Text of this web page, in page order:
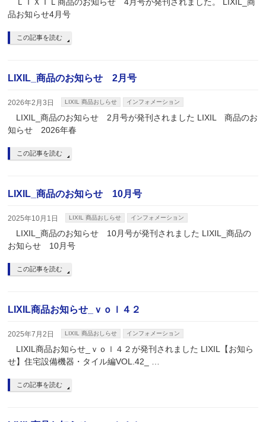
品お知らせ4月号
この記事を読む
LIXIL_商品のお知らせ 2月号
2026年2月3日 LIXIL 商品おしらせ インフォメーション
LIXIL_商品のお知らせ 2月号が発刊されました LIXIL 商品のお
知らせ 2026年春
この記事を読む
LIXIL_商品のお知らせ 10月号
2025年10月1日 LIXIL 商品おしらせ インフォメーション
LIXIL_商品のお知らせ 10月号が発刊されました LIXIL_商品の
お知らせ 10月号
この記事を読む
LIXIL商品お知らせ_ｖｏｌ４２
2025年7月2日 LIXIL 商品おしらせ インフォメーション
LIXIL商品お知らせ_ｖｏｌ４２が発刊されました LIXIL【お知ら
せ】住宅設備機器・タイル編VOL.42_ …
この記事を読む